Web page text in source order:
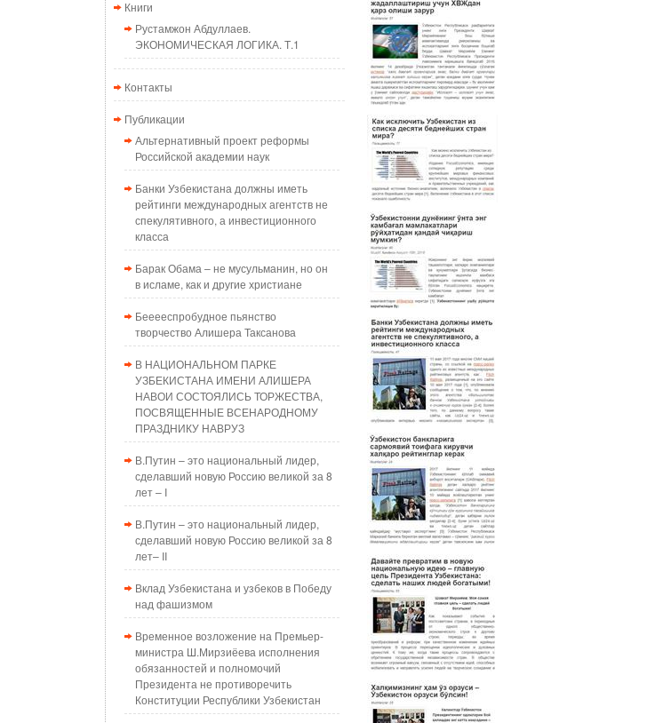
Книги
Рустамжон Абдуллаев.
ЭКОНОМИЧЕСКАЯ ЛОГИКА. Т.1
Контакты
Публикации
Альтернативный проект реформы
Российской академии наук
Банки Узбекистана должны иметь
рейтинги международных агентств не
спекулятивного, а инвестиционного
класса
Барак Обама – не мусульманин, но он
в исламе, как и другие христиане
Бееееспробудное пьянство
творчество Алишера Таксанова
В НАЦИОНАЛЬНОМ ПАРКЕ
УЗБЕКИСТАНА ИМЕНИ АЛИШЕРА
НАВОИ СОСТОЯЛИСЬ ТОРЖЕСТВА,
ПОСВЯЩЕННЫЕ ВСЕНАРОДНОМУ
ПРАЗДНИКУ НАВРУЗ
В.Путин – это национальный лидер,
сделавший новую Россию великой за 8
лет – I
В.Путин – это национальный лидер,
сделавший новую Россию великой за 8
лет– II
Вклад Узбекистана и узбеков в Победу
над фашизмом
Временное возложение на Премьер-
министра Ш.Мирзиёева исполнения
обязанностей и полномочий
Президента не противоречить
Конституции Республики Узбекистан